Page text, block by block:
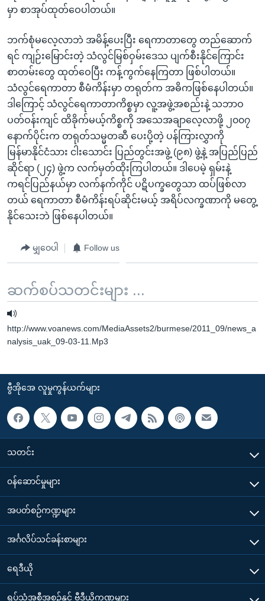
မှာ စာအုပ်ထုတ်ဝေပါတယ်။
ဘက်စုံမလေ့လာဘဲ အမိန့်ပေးပြီး ရေကာတာတွေ တည်ဆောက်
ရင် ကျဉ်းမြောင်းတဲ့ သံလွင်မြစ်ဝှမ်းဒေသ ပျက်စီးနိုင်ကြောင်း
စာတမ်းတွေ ထုတ်ဝေပြီး ကန့်ကွက်နေကြတာ ဖြစ်ပါတယ်။
သံလွင်ရေကာတာ စီမံကိန်းမှာ တရုတ်က အဓိကဖြစ်နေပါတယ်။
ဒါကြောင့် သံလွင်ရေကာတာကိစ္စမှာ လူ့အဖွဲ့အစည်းနဲ့ သဘာဝ
ပတ်ဝန်းကျင် ထိခိုက်မယ့်ကိစ္စကို အသေအချာလေ့လာဖို့ ၂၀၀၇
နောက်ပိုင်းက တရုတ်သမ္မတဆီ ပေးပို့တဲ့ ပန်ကြားလွှာကို
မြန်မာနိုင်ငံသား ငါးသောင်း ပြည်တွင်းအဖွဲ့ (၉၈) ဖွဲ့နဲ့ အပြည်ပြည်
ဆိုင်ရာ (၂၄) ဖွဲ့က လက်မှတ်ထိုးကြပါတယ်။ ဒါပေမဲ့ ရှမ်းနဲ့
ကရင်ပြည်နယ်မှာ လက်နက်ကိုင် ပဋိပက္ခတွေသာ ထပ်ဖြစ်လာ
တယ် ရေကာတာ စီမံကိန်းရပ်ဆိုင်းမယ့် အရိပ်လက္ခဏာကို မတွေ့
နိုင်သေးဘဲ ဖြစ်နေပါတယ်။
မျှဝေပါ Follow us
ဆက်စပ်သတင်းများ ...
http://www.voanews.com/MediaAssets2/burmese/2011_09/news_a
nalysis_uak_09-03-11.Mp3
ဗွီအိုအေ လူမှုကွန်ယက်များ
သတင်း
၀န်ဆောင်မှုများ
အပတ်စဉ်ကဏ္ဍများ
အင်္ဂလိပ်သင်ခန်းစာများ
ရေဒီယို
ရုပ်သံအစီအစဉ်နှင့် ဗွီဒီယိုကဏ္ဍများ